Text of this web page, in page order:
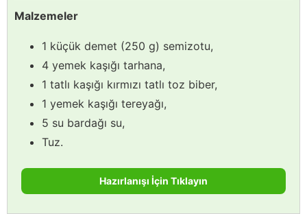
Malzemeler
1 küçük demet (250 g) semizotu,
4 yemek kaşığı tarhana,
1 tatlı kaşığı kırmızı tatlı toz biber,
1 yemek kaşığı tereyağı,
5 su bardağı su,
Tuz.
Hazırlanışı İçin Tıklayın